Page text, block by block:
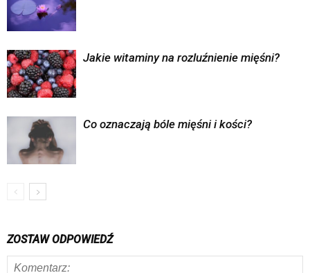
Jakie witaminy na rozluźnienie mięśni?
Co oznaczają bóle mięśni i kości?
ZOSTAW ODPOWIEDŹ